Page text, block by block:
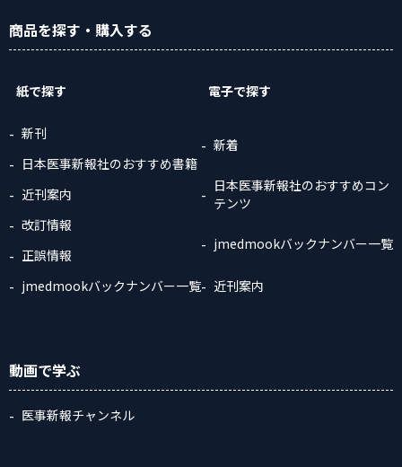
商品を探す ・購入する
紙で探す
新刊
日本医事新報社のおすすめ書籍
近刊案内
改訂情報
正誤情報
jmedmookバックナンバー一覧
電子で探す
新着
日本医事新報社のおすすめコン
テンツ
jmedmookバックナンバー一覧
近刊案内
動画で学ぶ
医事新報チャンネル